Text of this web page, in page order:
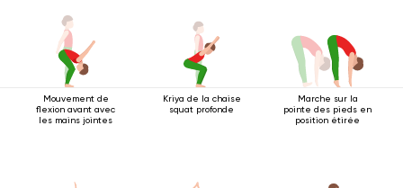
Mouvement de
flexion avant avec
les mains jointes
Kriya de la chaise
squat profonde
Marche sur la
pointe des pieds en
position étirée